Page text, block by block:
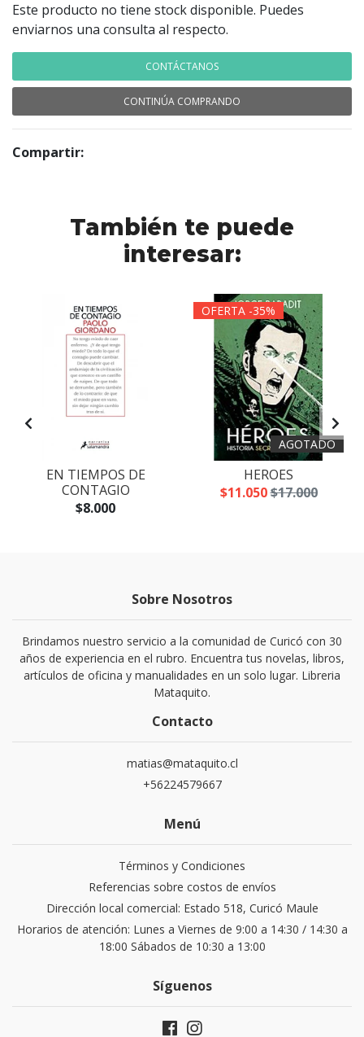
Este producto no tiene stock disponible. Puedes
enviarnos una consulta al respecto.
CONTÁCTANOS
CONTINÚA COMPRANDO
Compartir:
También te puede
interesar:
EN TIEMPOS DE
CONTAGIO
$8.000
OFERTA -35%
AGOTADO
HEROES
$11.050$17.000
Sobre Nosotros
Brindamos nuestro servicio a la comunidad de Curicó con 30
años de experiencia en el rubro. Encuentra tus novelas, libros,
artículos de oficina y manualidades en un solo lugar. Libreria
Mataquito.
Contacto
matias@mataquito.cl
+56224579667
Menú
Términos y Condiciones
Referencias sobre costos de envíos
Dirección local comercial: Estado 518, Curicó Maule
Horarios de atención: Lunes a Viernes de 9:00 a 14:30 / 14:30 a
18:00 Sábados de 10:30 a 13:00
Síguenos